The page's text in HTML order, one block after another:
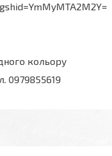
кольору
0979855619